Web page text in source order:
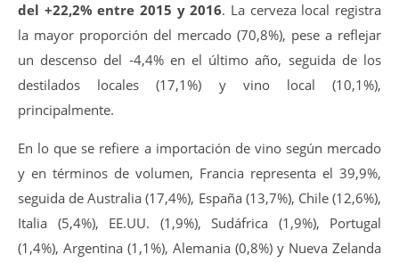
del +22,2% entre 2015 y 2016. La cerveza local registra
la mayor proporción del mercado (70,8%), pese a reflejar
un descenso del -4,4% en el último año, seguida de los
destilados locales (17,1%) y vino local (10,1%),
principalmente.
En lo que se refiere a importación de vino según mercado
y en términos de volumen, Francia representa el 39,9%,
seguida de Australia (17,4%), España (13,7%), Chile (12,6%),
Italia (5,4%), EE.UU. (1,9%), Sudáfrica (1,9%), Portugal
(1,4%), Argentina (1,1%), Alemania (0,8%) y Nueva Zelanda